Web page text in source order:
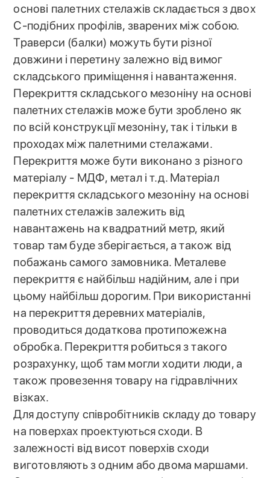
основі палетних стелажів складається з двох
С-подібних профілів, зварених між собою.
Траверси (балки) можуть бути різної
довжини і перетину залежно від вимог
складського приміщення і навантаження.
Перекриття складського мезоніну на основі
палетних стелажів може бути зроблено як
по всій конструкції мезоніну, так і тільки в
проходах між палетними стелажами.
Перекриття може бути виконано з різного
матеріалу - МДФ, метал і т.д. Матеріал
перекриття складського мезоніну на основі
палетних стелажів залежить від
навантажень на квадратний метр, який
товар там буде зберігається, а також від
побажань самого замовника. Металеве
перекриття є найбільш надійним, але і при
цьому найбільш дорогим. При використанні
на перекриття деревних матеріалів,
проводиться додаткова протипожежна
обробка. Перекриття робиться з такого
розрахунку, щоб там могли ходити люди, а
також провезення товару на гідравлічних
візках.
Для доступу співробітників складу до товару
на поверхах проектуються сходи. В
залежності від висот поверхів сходи
виготовляють з одним або двома маршами.